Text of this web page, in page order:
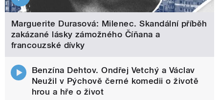
Marguerite Durasová: Milenec. Skandální příběh
zakázané lásky zámožného Číňana a
francouzské dívky
Benzína Dehtov. Ondřej Vetchý a Václav
Neužil v Pýchově černé komedii o životě
hrou a hře o život